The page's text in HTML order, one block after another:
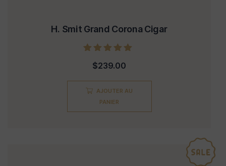
H. Smit Grand Corona Cigar
5.00
$239.00
AJOUTER AU
PANIER